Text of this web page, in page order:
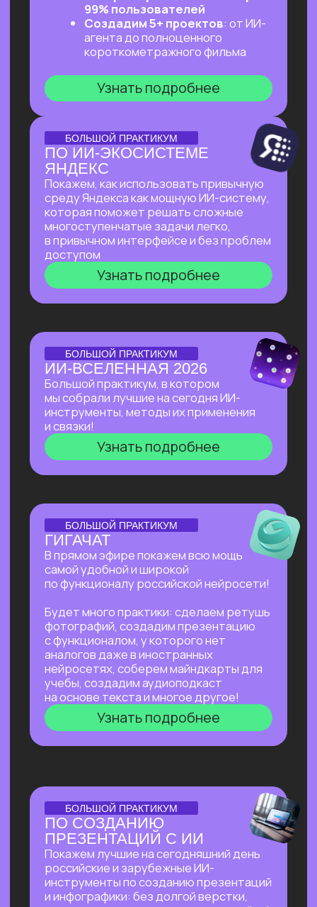
Узнать подробнее
ПОДРАБОТКА НА ИИ
ДЛЯ КАЖДОГО
Разберем, на каких задачах можно
выстроить стабильную подработку
от 30 т.р. с помощью простых ИИ-
✔ Без технического бэкграунда
✔ Без смены профессии и опыта
во фрилансе
✔ Даже если есть всего 2 часа в день
Узнать подробнее
Старт в нейросетях— простое введение
в мир нейросетей. Основные принципы,
полезные рекомендации и советы по работе
с нейросетями для тех, кто делает первые
Нейросети для разработки и IT—
углубленное изучение ИИ для решения
сложных задач: генерации медиаконтента,
глубокого анализа данных, разработки
автономных систем.
Нейросети для профессий вне IT—
инструменты для автоматизации, анализа
использования: от генерация текстов
и изображений до оптимизации рутинных
процессов.
ОТКРЫТАЯ ЛЕКЦИЯ
КАК ЗАПУСТИТЬ СТАРТАП
В 2026 БЕЗ КОМАНДЫ
И БЮДЖЕТА, НАНЯВ
НА РАБОТУ ИИ?
Расскажем, как изменился подход
к запуску стартапов с ИИ, что нужно для
успеха, и поделимся успешным опытом
Зерокодера — как из идеи вырос
многомиллионный бизнес, и как нам
удавалось привлекать инвестиции
даже в самое турбулентное время
Старт в нейросетях
Нейросети для разработки и IT
Нейросети для профессий вне IT
Нейросети 28
IT-профессии 16
Естественный интеллект 1
Высшее образование 2